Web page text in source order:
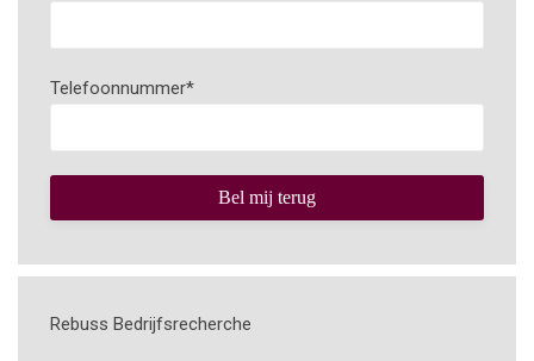
Telefoonnummer*
Rebuss Bedrijfsrecherche